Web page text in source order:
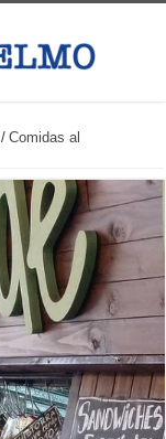
/ Comidas al